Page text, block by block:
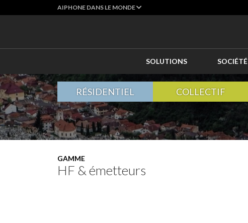
AIPHONE DANS LE MONDE
SOLUTIONS SOCIÉTÉ
RÉSIDENTIEL COLLECTIF
GAMME
HF & émetteurs